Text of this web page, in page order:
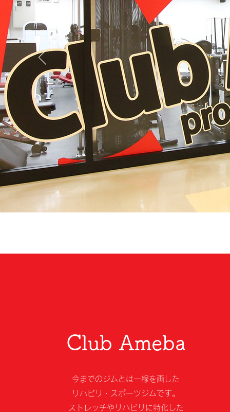
​Club Ameba
今までのジムとは一線を画した
リハビリ・スポーツジムです。
ストレッチやリハビリに特化した